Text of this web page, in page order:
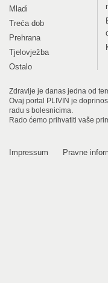
Mladi
Treća dob
Prehrana
Tjelovježba
Ostalo
Zdravlje je danas jedna od
Ovaj portal PLIVIN je
radu s bolesnicima.
Rado ćemo prihvatiti vaše
Impressum Pravne